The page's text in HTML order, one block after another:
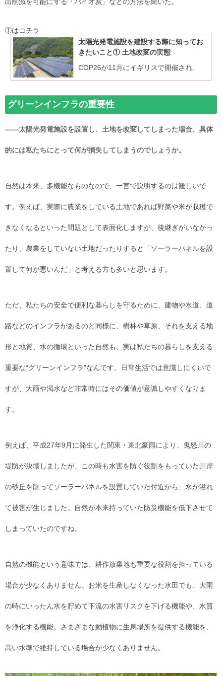
出削減を可能にする「バイオ炭」などの方法を聞いた。
①はコチラ
太陽光発電施設を建設する際に知ってお
きたいこと① 土地改変の実態
COP26が11月にイギリスで開催され、
グリーンインフラの重要性
――太陽光発電施設を設置し、土地を改変してしまった場合、具体
的には私たちにとって何が損失してしまうのでしょうか。
自然は本来、多機能なものなので、一言で説明するのは難しいで
す。例えば、実際に農業をしている土地であれば野菜や米が収穫で
きなくなるといった問題として表面化しますが、後継ぎがいなかっ
たり、農業をしていない土地だったりすると「ソーラーパネルを設
置して何が悪いんだ」と考える方も多いと思います。
ただ、私たちの安全で便利な暮らしを守るために、建物や水道、道
路などのインフラがあるのと同様に、樹林や草原、それを支える地
形と地質、水の循環といった自然も、実は私たちの暮らしを支える
重要な“グリーンインフラ”なんです。日常生活では意識しにくいで
すが、大雨や渇水など非常時にはその価値が意識しやすくなりま
す。
例えば、平成27年9月に発生した関東・東北豪雨により、鬼怒川の
堤防が決壊しましたが、この時も水害を防ぐ役割をもっていた川岸
の砂丘を削ってソーラーパネルを設置していた付近から、水が溢れ
て被害が生じました。自然が本来持っていた防災機能を低下させて
しまっていたのですね。
自然の機能という意味では、耕作放棄地も重要な役割を担っている
場合が少なくありません。お米を生産しなくなった水田でも、大雨
の時にいったん水を貯めて下流の水害リスクを下げる機能や、水質
を浄化する機能、さまざまな動植物に生息場所を提供する機能を、
高い水準で維持している場合が少なくありません。